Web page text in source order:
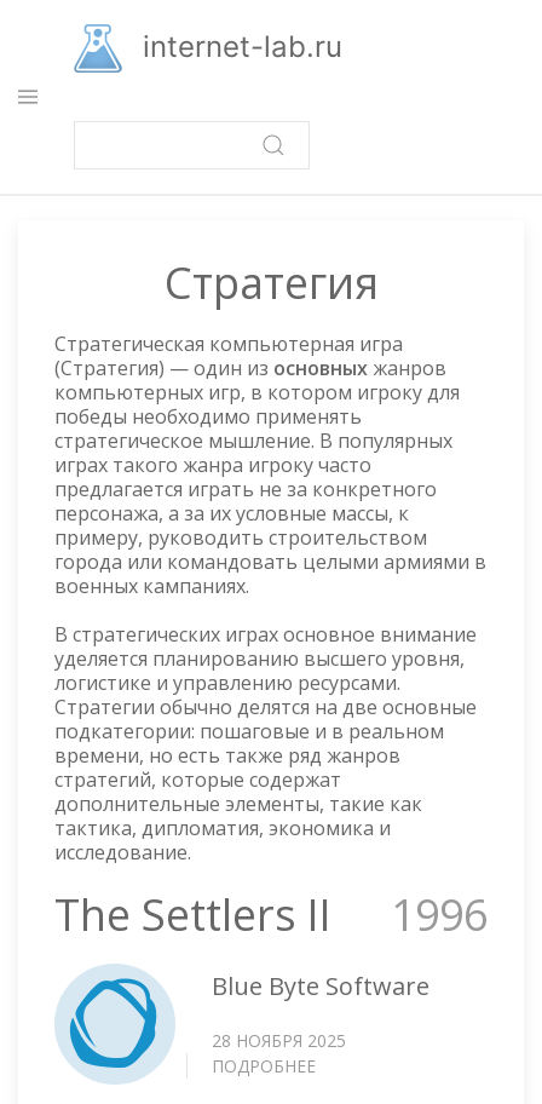
основному
содержанию
internet-lab.ru
Стратегия
Стратегическая компьютерная игра
(Стратегия) — один из основных жанров
компьютерных игр, в котором игроку для
победы необходимо применять
стратегическое мышление. В популярных
играх такого жанра игроку часто
предлагается играть не за конкретного
персонажа, а за их условные массы, к
примеру, руководить строительством
города или командовать целыми армиями в
военных кампаниях.
В стратегических играх основное внимание
уделяется планированию высшего уровня,
логистике и управлению ресурсами.
Стратегии обычно делятся на две основные
подкатегории: пошаговые и в реальном
времени, но есть также ряд жанров
стратегий, которые содержат
дополнительные элементы, такие как
тактика, дипломатия, экономика и
исследование.
The Settlers II 1996
Blue Byte Software
28 НОЯБРЯ 2025
ПОДРОБНЕЕ